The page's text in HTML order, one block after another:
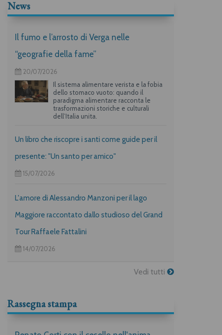
News
Il fumo e l’arrosto di Verga nelle
“geografie della fame”
20/07/2026
Il sistema alimentare verista e la fobia
dello stomaco vuoto: quando il
paradigma alimentare racconta le
trasformazioni storiche e culturali
dell’Italia unita.
Un libro che riscopre i santi come guide per il
presente: "Un santo per amico"
15/07/2026
L'amore di Alessandro Manzoni per il lago
Maggiore raccontato dallo studioso del Grand
Tour Raffaele Fattalini
14/07/2026
Vedi tutti
Rassegna stampa